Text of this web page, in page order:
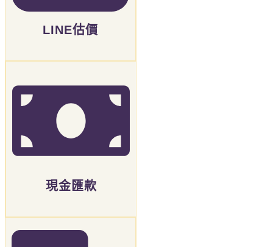
LINE估價
現金匯款